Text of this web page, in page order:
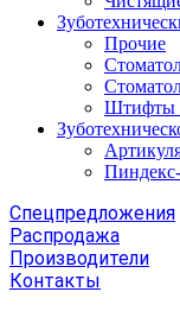
Прочие
Штифты
Спецпредложения
Распродажа
Производители
Контакты